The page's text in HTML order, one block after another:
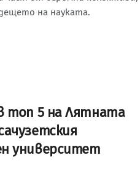
на науката.
топ 5 на Лятната
университет